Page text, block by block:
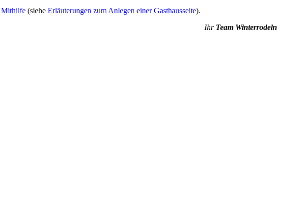
Mithilfe (siehe Erläuterungen zum Anlegen einer Gasthausseite).
Ihr Team Winterrodeln